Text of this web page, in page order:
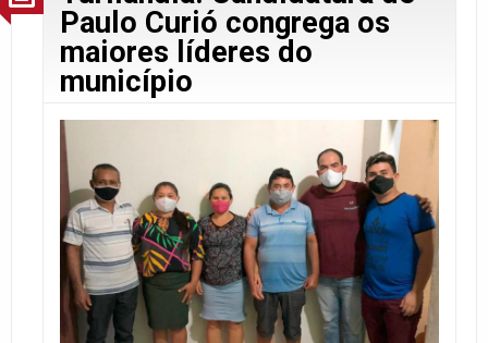
Paulo Curió congrega os
maiores líderes do
município